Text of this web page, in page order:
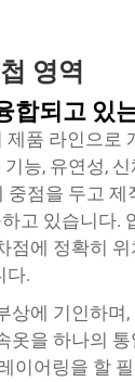
영역
합되고 있
품 라인으로
능, 유연성,
점을 두고
고 있습니다.
에 정확히
다.
에 기인하며
을 하나의
이어링을 할